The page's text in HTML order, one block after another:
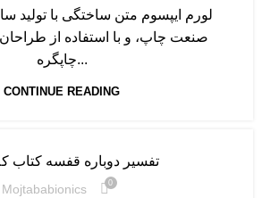
لورم ایپسوم متن ساختگی با تولید
صنعت چاپ، و با استفاده از
چاپگره...
CONTINUE READING
تفسیر دوباره قفسه کتاب
Mojtababionics 0